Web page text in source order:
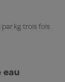
par kg trois fois
eau